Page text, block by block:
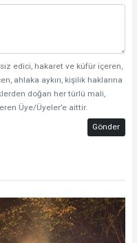
edici, hakaret ve küfür içeren,
ahlaka aykırı, kişilik haklarına
doğan her türlü mali,
Üye/Üyeler’e aittir.
Gönder